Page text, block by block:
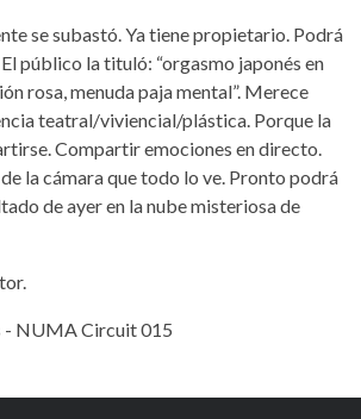
se subastó. Ya tiene propietario. Podrá
público la tituló: “orgasmo japonés en
rosa, menuda paja mental”. Merece
teatral/viviencial/plástica. Porque la
Compartir emociones en directo.
la cámara que todo lo ve. Pronto podrá
de ayer en la nube misteriosa de
- NUMA Circuit 015